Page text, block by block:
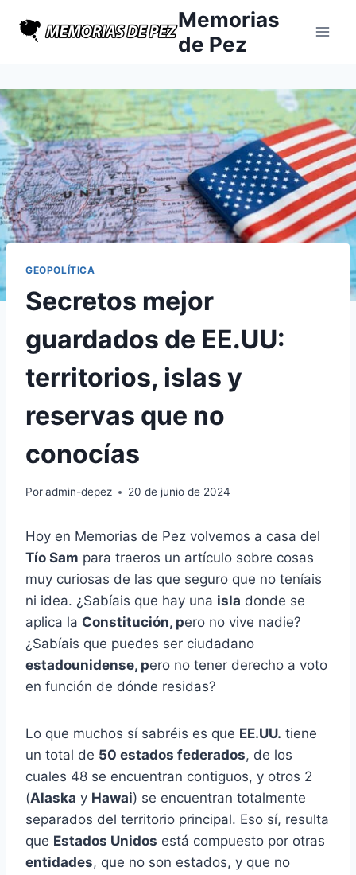
Memorias
de Pez
GEOPOLÍTICA
Secretos mejor
guardados de EE.UU:
territorios, islas y
reservas que no
conocías
Poradmin-depez 20 de junio de 2024
Hoy en Memorias de Pez volvemos a casa del
Tío Sam para traeros un artículo sobre cosas
muy curiosas de las que seguro que no teníais
ni idea. ¿Sabíais que hay una isla donde se
aplica la Constitución, pero no vive nadie?
¿Sabíais que puedes ser ciudadano
estadounidense, pero no tener derecho a voto
en función de dónde residas?
Lo que muchos sí sabréis es que EE.UU. tiene
un total de 50 estados federados, de los
cuales 48 se encuentran contiguos, y otros 2
(Alaska y Hawai) se encuentran totalmente
separados del territorio principal. Eso sí, resulta
que Estados Unidos está compuesto por otras
entidades, que no son estados, y que no